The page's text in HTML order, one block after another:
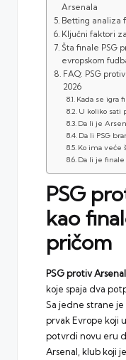
Arsenala
Betting analiza
Ključni faktori
Šta finale PSG
evropskom
FAQ: PSG
2026
Kada se igra
U koliko sati
Da li je
Da li PSG
Ko ima veće
Da li je
PSG
kao
pričom
PSG protiv
koje spaja dva
Sa jedne strane
prvak Evrope koji
potvrdi novu eru
Arsenal, klub koji